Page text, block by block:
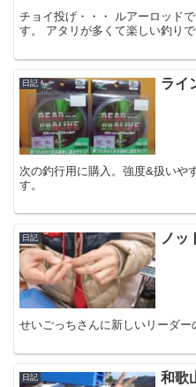
チョイ投げ・・・ ルアーロッド
す。 アタリが多くて楽しい釣りで
日記 ライ
次の釣行用に購入。強度&扱いや
す。
日記 ノッ
せいごっちさんに新しいリーダー
日記 和歌